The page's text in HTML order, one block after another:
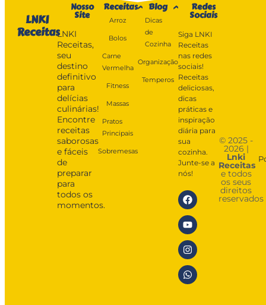
LNKI
Receitas
Nosso
Site
LNKI
Receitas,
seu
destino
definitivo
para
delícias
culinárias!
Encontre
receitas
saborosas
e fáceis
de
preparar
para
todos os
momentos.
Receitas
Arroz
Bolos
Carne
Vermelha
Fitness
Massas
Pratos
Principais
Sobremesas
Blog
Dicas
de
Cozinha
Organização
Temperos
Redes
Sociais
Siga LNKI
Receitas
nas redes
sociais!
Receitas
deliciosas,
dicas
práticas e
inspiração
diária para
sua
cozinha.
Junte-se a
nós!
© 2025 -
2026 |
Lnki
Receitas
e todos
os seus
direitos
reservados